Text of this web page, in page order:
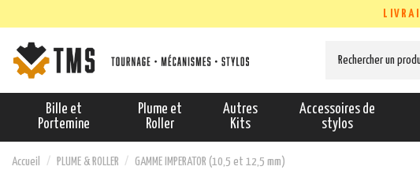
Bille et
Portemine
Plume et
Roller
Autres
Kits
Accessoires de
stylos
Accueil PLUME & ROLLER GAMME IMPERATOR (10,5 et 12,5 mm)